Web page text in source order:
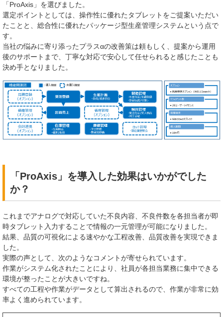
「ProAxis」を選びました。
選定ポイントとしては、操作性に優れたタブレットをご提案いただい
たことと、総合性に優れたパッケージ型生産管理システムという点で
す。
当社の悩みに寄り添ったプラスαの改善策は頼もしく、提案から運用
後のサポートまで、丁寧な対応で安心して任せられると感じたことも
決め手となりました。
「ProAxis」を導入した効果はいかがでした
か？
これまでアナログで対応していた不良内容、不良件数を各担当者が即
時タブレット入力することで情報の一元管理が可能になりました。
結果、品質の可視化による速やかな工程改善、品質改善を実現できま
した。
実際の声として、次のようなコメントが寄せられています。
作業がシステム化されたことにより、社員が各担当業務に集中できる
環境が整ったことが大きいですね。
すべての工程や作業がデータとして算出されるので、作業が非常に効
率よく進められています。